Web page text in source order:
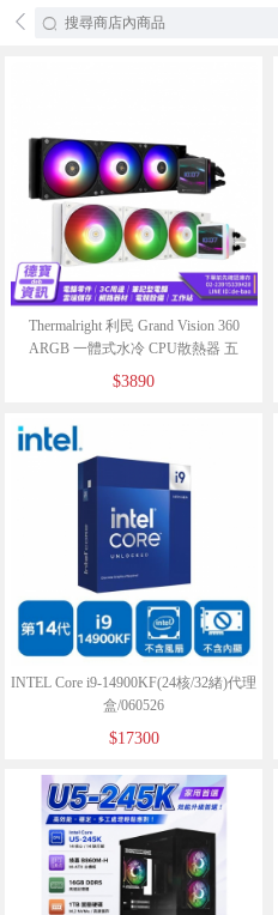
󰄕
Thermalright 利民 Grand Vision 360
ARGB 一體式水冷 CPU散熱器 五
年/062726
$3890
INTEL Core i9-14900KF(24核/32緒)代理
盒/060526
$17300